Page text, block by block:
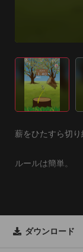
薪をひたすら切り
ルールは簡単。
稀に薪じゃない
時間内に切らな
ダウンロード